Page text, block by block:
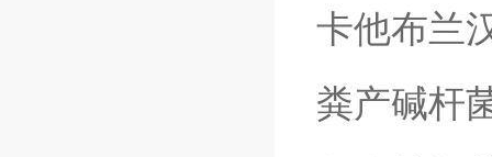
卡他布兰
粪产碱杆